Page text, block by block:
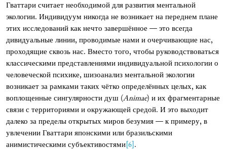
Гваттари считает необходимой для развития ментальной
экологии. Индивидуум никогда не возникает на переднем плане
этих исследований как нечто завершённое — это всегда
дивидуальные линии, проводимые нами и очерчивающие нас,
проходящие сквозь нас. Вместо того, чтобы руководствоваться
классическими представлениями индивидуальной психологии о
человеческой психике, шизоанализ ментальной экологии
возникает за рамками таких чётко определённых целых, как
воплощенные сингулярности душ (Animae) и их фрагментарные
связи с территориями и окружающей средой. И это выходит
далеко за пределы открытых миров безумия — к примеру, в
увлечении Гваттари японскими или бразильскими
анимистическими субъективостями[6].